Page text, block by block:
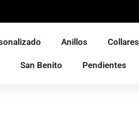
Anillos Collares
San Benito Pendientes